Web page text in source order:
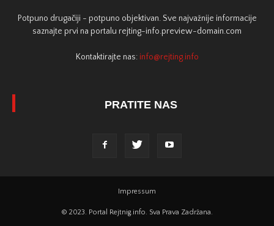
Potpuno drugačiji - potpuno objektivan. Sve najvažnije informacije
saznajte prvi na portalu rejting-info.preview-domain.com
Kontaktirajte nas: info@rejting.info
PRATITE NAS
Impressum
© 2023. Portal Rejtnig.info. Sva Prava Zadržana.